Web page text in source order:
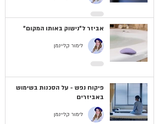
אביזר ל"נישוק באותו המקום"
לימור קליינמן
פיקוח נפש - על הסכנות בשימוש
באביזרים
לימור קליינמן